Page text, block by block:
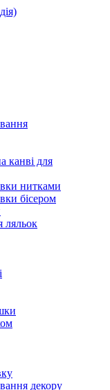
канві для
нитками
бісером
ляльок
декору